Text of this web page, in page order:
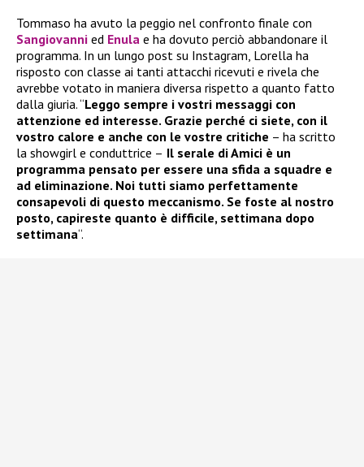
Tommaso ha avuto la peggio nel confronto finale con
Sangiovanni ed Enula e ha dovuto perciò abbandonare il
programma. In un lungo post su Instagram, Lorella ha
risposto con classe ai tanti attacchi ricevuti e rivela che
avrebbe votato in maniera diversa rispetto a quanto fatto
dalla giuria. “Leggo sempre i vostri messaggi con
attenzione ed interesse. Grazie perché ci siete, con il
vostro calore e anche con le vostre critiche – ha scritto
la showgirl e conduttrice – Il serale di Amici è un
programma pensato per essere una sfida a squadre e
ad eliminazione. Noi tutti siamo perfettamente
consapevoli di questo meccanismo. Se foste al nostro
posto, capireste quanto è difficile, settimana dopo
settimana“.